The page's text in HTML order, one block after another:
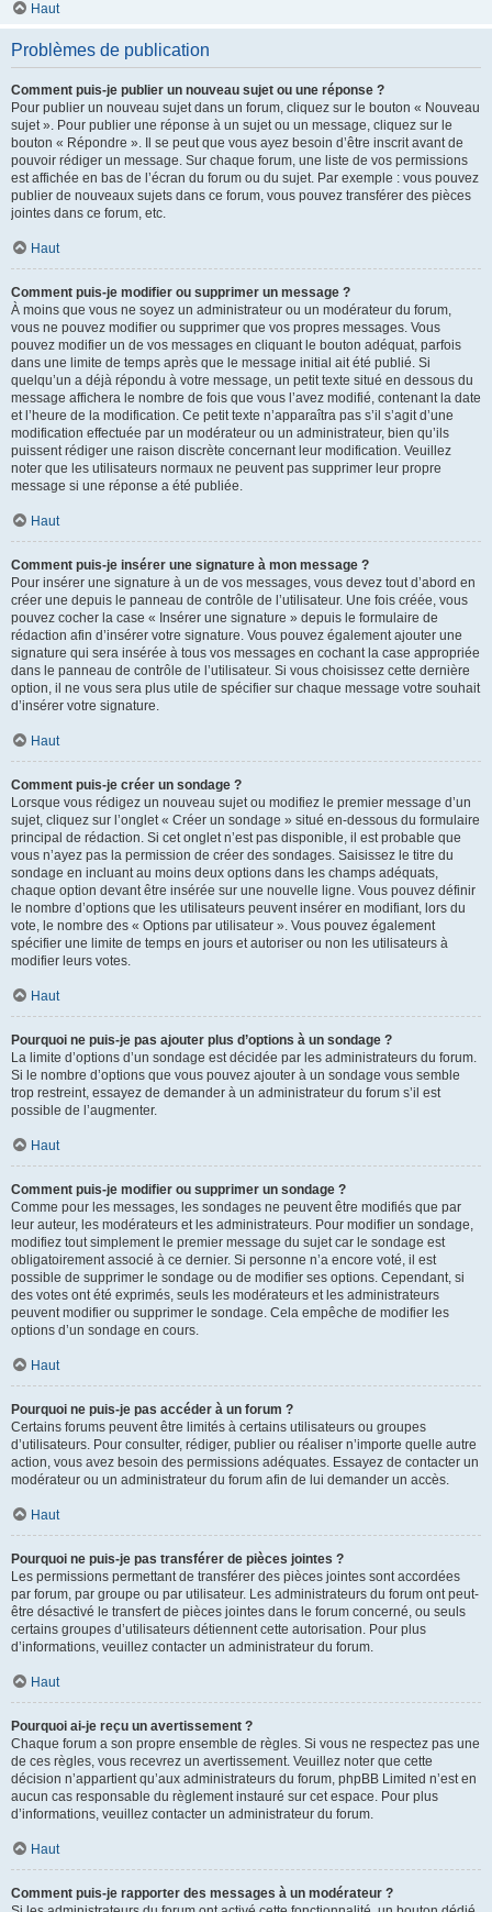
Haut
Problèmes de publication
Comment puis-je publier un nouveau sujet ou une réponse ?
Pour publier un nouveau sujet dans un forum, cliquez sur le bouton « Nouveau
sujet ». Pour publier une réponse à un sujet ou un message, cliquez sur le
bouton « Répondre ». Il se peut que vous ayez besoin d’être inscrit avant de
pouvoir rédiger un message. Sur chaque forum, une liste de vos permissions
est affichée en bas de l’écran du forum ou du sujet. Par exemple : vous pouvez
publier de nouveaux sujets dans ce forum, vous pouvez transférer des pièces
jointes dans ce forum, etc.
Haut
Comment puis-je modifier ou supprimer un message ?
À moins que vous ne soyez un administrateur ou un modérateur du forum,
vous ne pouvez modifier ou supprimer que vos propres messages. Vous
pouvez modifier un de vos messages en cliquant le bouton adéquat, parfois
dans une limite de temps après que le message initial ait été publié. Si
quelqu’un a déjà répondu à votre message, un petit texte situé en dessous du
message affichera le nombre de fois que vous l’avez modifié, contenant la date
et l’heure de la modification. Ce petit texte n’apparaîtra pas s’il s’agit d’une
modification effectuée par un modérateur ou un administrateur, bien qu’ils
puissent rédiger une raison discrète concernant leur modification. Veuillez
noter que les utilisateurs normaux ne peuvent pas supprimer leur propre
message si une réponse a été publiée.
Haut
Comment puis-je insérer une signature à mon message ?
Pour insérer une signature à un de vos messages, vous devez tout d’abord en
créer une depuis le panneau de contrôle de l’utilisateur. Une fois créée, vous
pouvez cocher la case « Insérer une signature » depuis le formulaire de
rédaction afin d’insérer votre signature. Vous pouvez également ajouter une
signature qui sera insérée à tous vos messages en cochant la case appropriée
dans le panneau de contrôle de l’utilisateur. Si vous choisissez cette dernière
option, il ne vous sera plus utile de spécifier sur chaque message votre souhait
d’insérer votre signature.
Haut
Comment puis-je créer un sondage ?
Lorsque vous rédigez un nouveau sujet ou modifiez le premier message d’un
sujet, cliquez sur l’onglet « Créer un sondage » situé en-dessous du formulaire
principal de rédaction. Si cet onglet n’est pas disponible, il est probable que
vous n’ayez pas la permission de créer des sondages. Saisissez le titre du
sondage en incluant au moins deux options dans les champs adéquats,
chaque option devant être insérée sur une nouvelle ligne. Vous pouvez définir
le nombre d’options que les utilisateurs peuvent insérer en modifiant, lors du
vote, le nombre des « Options par utilisateur ». Vous pouvez également
spécifier une limite de temps en jours et autoriser ou non les utilisateurs à
modifier leurs votes.
Haut
Pourquoi ne puis-je pas ajouter plus d’options à un sondage ?
La limite d’options d’un sondage est décidée par les administrateurs du forum.
Si le nombre d’options que vous pouvez ajouter à un sondage vous semble
trop restreint, essayez de demander à un administrateur du forum s’il est
possible de l’augmenter.
Haut
Comment puis-je modifier ou supprimer un sondage ?
Comme pour les messages, les sondages ne peuvent être modifiés que par
leur auteur, les modérateurs et les administrateurs. Pour modifier un sondage,
modifiez tout simplement le premier message du sujet car le sondage est
obligatoirement associé à ce dernier. Si personne n’a encore voté, il est
possible de supprimer le sondage ou de modifier ses options. Cependant, si
des votes ont été exprimés, seuls les modérateurs et les administrateurs
peuvent modifier ou supprimer le sondage. Cela empêche de modifier les
options d’un sondage en cours.
Haut
Pourquoi ne puis-je pas accéder à un forum ?
Certains forums peuvent être limités à certains utilisateurs ou groupes
d’utilisateurs. Pour consulter, rédiger, publier ou réaliser n’importe quelle autre
action, vous avez besoin des permissions adéquates. Essayez de contacter un
modérateur ou un administrateur du forum afin de lui demander un accès.
Haut
Pourquoi ne puis-je pas transférer de pièces jointes ?
Les permissions permettant de transférer des pièces jointes sont accordées
par forum, par groupe ou par utilisateur. Les administrateurs du forum ont peut-
être désactivé le transfert de pièces jointes dans le forum concerné, ou seuls
certains groupes d’utilisateurs détiennent cette autorisation. Pour plus
d’informations, veuillez contacter un administrateur du forum.
Haut
Pourquoi ai-je reçu un avertissement ?
Chaque forum a son propre ensemble de règles. Si vous ne respectez pas une
de ces règles, vous recevrez un avertissement. Veuillez noter que cette
décision n’appartient qu’aux administrateurs du forum, phpBB Limited n’est en
aucun cas responsable du règlement instauré sur cet espace. Pour plus
d’informations, veuillez contacter un administrateur du forum.
Haut
Comment puis-je rapporter des messages à un modérateur ?